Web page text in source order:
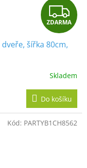
Z
D
R
M
A
ZDARMA
šířka 80cm,
Skladem
Do košíku
Kód: PARTYB1CH8562